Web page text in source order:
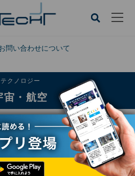
問い合わせについて
CLOSE
テクノロジー
宙・航空
・航空
業、米国ロケット試験に向け鶴見に新拠点